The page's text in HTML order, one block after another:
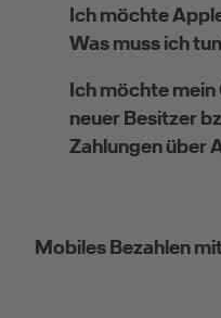
Ich möchte
Was muss ich
Ich möchte
neuer Besitzer
Zahlungen über
Mobiles Bezahlen